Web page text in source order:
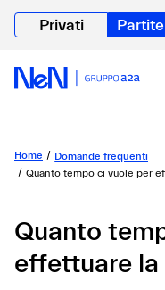
Privati
Home
Domande frequenti
Quanto tempo ci vuole per
Quanto
effettuare